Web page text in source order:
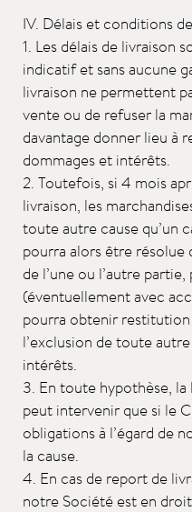
IV. Délais et conditions
1. Les délais de livraison
indicatif et sans aucune
livraison ne permettent
vente ou de refuser la
davantage donner lieu à
dommages et intérêts.
2. Toutefois, si 4 mois
livraison, les
toute autre cause qu’un
pourra alors être résolue
de l’une ou l’autre
(éventuellement avec
pourra obtenir
l’exclusion de toute
intérêts.
3. En toute hypothèse, la
peut intervenir que si le
obligations à l’égard de
la cause.
4. En cas de report de
notre Société est en